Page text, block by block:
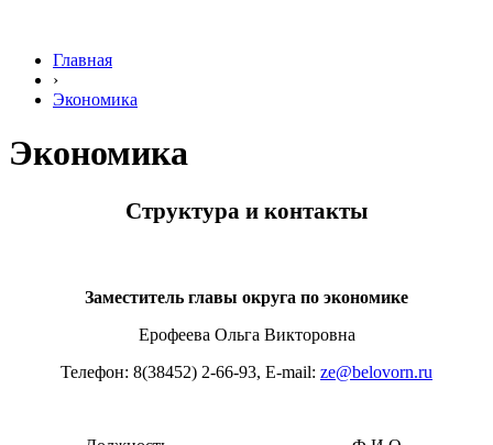
Главная
›
Экономика
Экономика
Структура и контакты
Заместитель главы округа по экономике
Ерофеева Ольга Викторовна
Телефон: 8(38452) 2-66-93, E-mail: ze@belovorn.ru